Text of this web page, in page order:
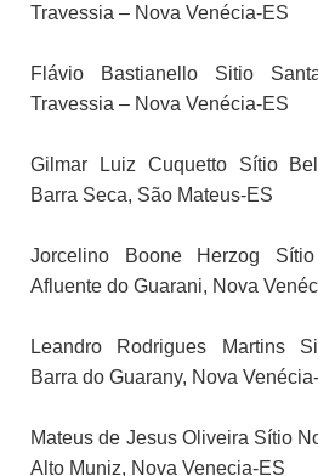
Travessia – Nova Venécia-ES
Flávio Bastianello Sitio
Travessia – Nova Venécia-ES
Gilmar Luiz Cuquetto Sítio
Barra Seca, São Mateus-ES
Jorcelino Boone Herzog
Afluente do Guarani, Nova
Leandro Rodrigues Martins
Barra do Guarany, Nova
Mateus de Jesus Oliveira Sítio
Alto Muniz, Nova Venecia-ES